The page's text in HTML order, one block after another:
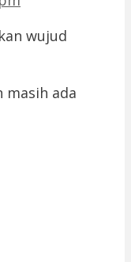
wujud
masih ada